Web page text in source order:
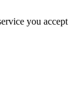
you accept